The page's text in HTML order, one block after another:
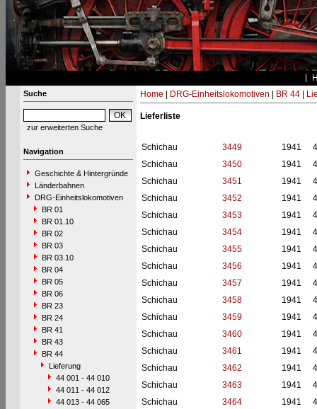
Suche
zur erweiterten Suche
Navigation
Geschichte & Hintergründe
Länderbahnen
DRG-Einheitslokomotiven
BR 01
BR 01.10
BR 02
BR 03
BR 03.10
BR 04
BR 05
BR 06
BR 23
BR 24
BR 41
BR 43
BR 44
Lieferung
44 001 - 44 010
44 011 - 44 012
44 013 - 44 065
Home DRG-Einheitslokomotiven BR 44|
Lieferliste
Schichau 3449 1941
Schichau
3450 1941
Schichau
3451 1941
Schichau
3452 1941
Schichau
3453 1941
Schichau
3454 1941
Schichau
3455 1941
Schichau
3456 1941
Schichau
3457 1941
Schichau
3458 1941
Schichau
3459 1941
Schichau
3460 1941
Schichau
3461 1941
Schichau
3462 1941
Schichau
3463 1941
Schichau
3464 1941